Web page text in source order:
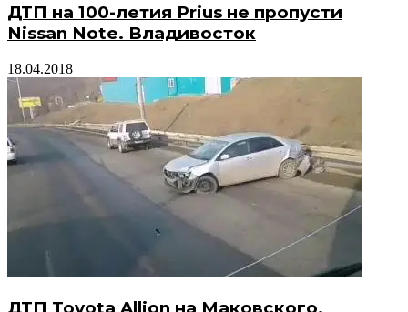
ДТП на 100-летия Prius не пропусти
Nissan Note. Владивосток
18.04.2018